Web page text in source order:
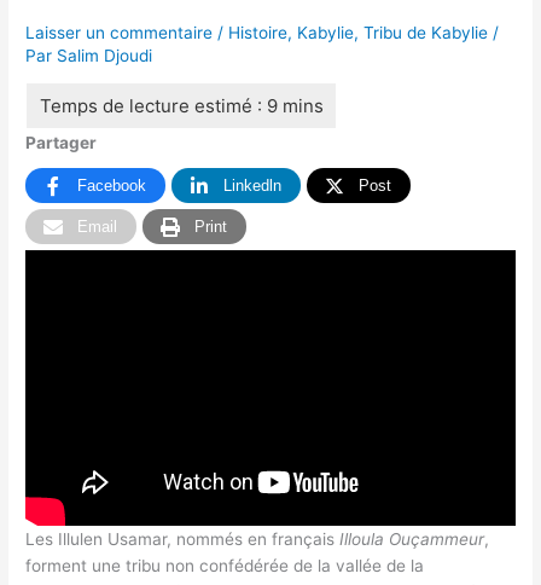
Laisser un commentaire / Histoire, Kabylie,Tribu de Kabylie /
Par Salim Djoudi
Partager
Facebook Linkedln Post
Email Print
Les Illulen Usamar, nommés en français Illoula Ouçammeur,
forment une tribu non confédérée de la vallée de la